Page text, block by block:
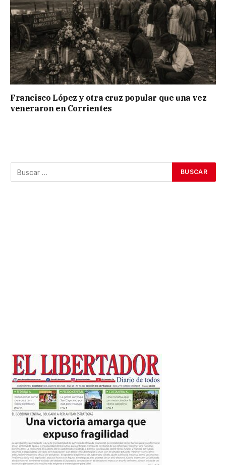
Francisco López y otra cruz popular que una vez
veneraron en Corrientes